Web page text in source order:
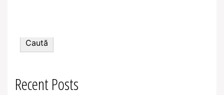
Caută
Recent Posts